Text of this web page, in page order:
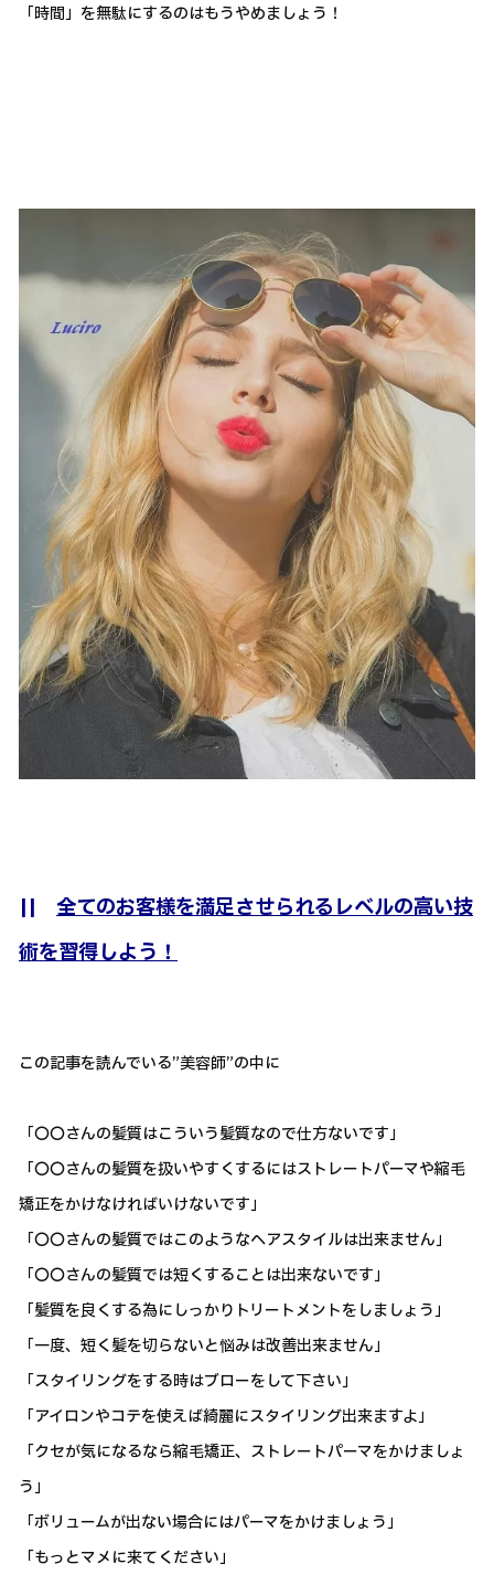
「時間」を無駄にするのはもうやめましょう！
|| 全てのお客様を満足させられるレベルの高い技
術を習得しよう！
この記事を読んでいる”美容師”の中に
「〇〇さんの髪質はこういう髪質なので仕方ないです」
「〇〇さんの髪質を扱いやすくするにはストレートパーマや縮毛
矯正をかけなければいけないです」
「〇〇さんの髪質ではこのようなヘアスタイルは出来ません」
「〇〇さんの髪質では短くすることは出来ないです」
「髪質を良くする為にしっかりトリートメントをしましょう」
「一度、短く髪を切らないと悩みは改善出来ません」
「スタイリングをする時はブローをして下さい」
「アイロンやコテを使えば綺麗にスタイリング出来ますよ」
「クセが気になるなら縮毛矯正、ストレートパーマをかけましょ
う」
「ボリュームが出ない場合にはパーマをかけましょう」
「もっとマメに来てください」